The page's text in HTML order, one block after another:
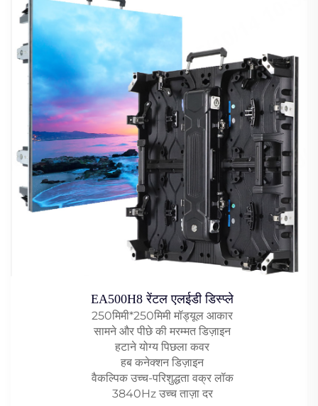
EA500H8 रेंटल एलईडी डिस्प्ले
250मिमी*250मिमी मॉड्यूल आकार
सामने और पीछे की मरम्मत डिज़ाइन
हटाने योग्य पिछला कवर
हब कनेक्शन डिज़ाइन
वैकल्पिक उच्च-परिशुद्धता वक्र लॉक
3840Hz उच्च ताज़ा दर